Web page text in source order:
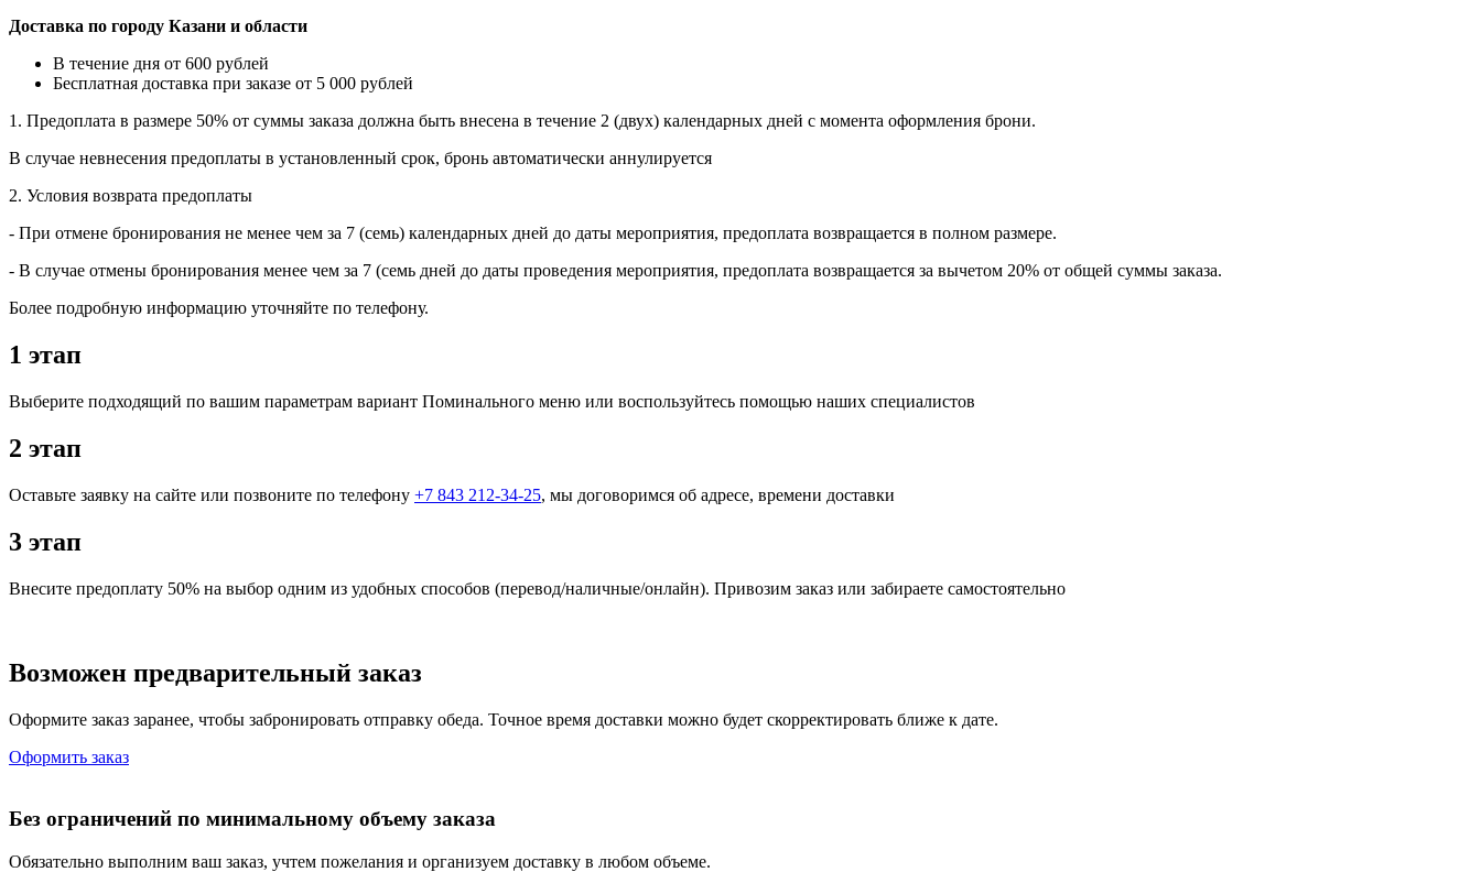
Доставка по городу Казани и области
В течение дня от 600 рублей
Бесплатная доставка при заказе от 5 000 рублей
1. Предоплата в размере 50% от суммы заказа должна быть внесена в течение 2 (двух) календарных дней с момента оформления брони.
B случае невнесения предоплаты в установленный срок, бронь автоматически аннулируется
2. Условия возврата предоплаты
- При отмене бронирования не менее чем за 7 (семь) календарных дней до даты мероприятия, предоплата возвращается в полном размере.
- В случае отмены бронирования менее чем за 7 (семь дней до даты проведения мероприятия, предоплата возвращается за вычетом 20% от общей суммы заказа.
Более подробную информацию уточняйте по телефону.
1 этап
Выберите подходящий по вашим параметрам вариант Поминального меню или воспользуйтесь помощью наших специалистов
2 этап
Оставьте заявку на сайте или позвоните по телефону +7 843 212-34-25, мы договоримся об адресе, времени доставки
3 этап
Внесите предоплату 50% на выбор одним из удобных способов (перевод/наличные/онлайн). Привозим заказ или забираете самостоятельно
Возможен предварительный заказ
Оформите заказ заранее, чтобы забронировать отправку обеда. Точное время доставки можно будет скорректировать ближе к дате.
Оформить заказ
Без ограничений по минимальному объему заказа
Обязательно выполним ваш заказ, учтем пожелания и организуем доставку в любом объеме.